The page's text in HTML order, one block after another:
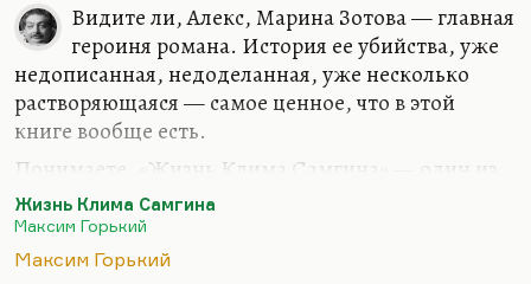
Видите ли, Алекс, Марина Зотова — главная
героиня романа. История ее убийства, уже
недописанная, недоделанная, уже несколько
растворяющаяся — самое ценное, что в этой
книге вообще есть.
Понимаете, «Жизнь Клима Самгина» — один из
моих не скажу любимых, но очень важных для
меня романов в 16-18 лет. Я не брал там всю
политическую составляющую, потому что она
Жизнь Клима Самгина
Максим Горький
Максим Горький